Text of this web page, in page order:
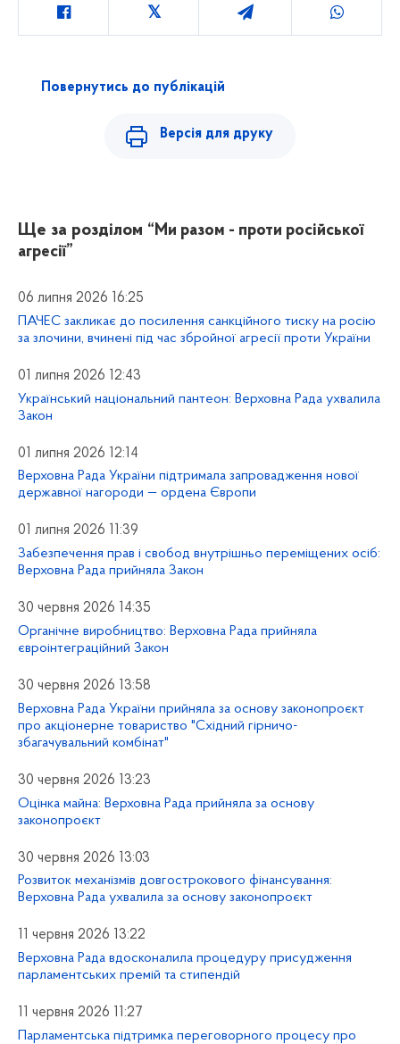
Повернутись до публікацій
Версія для друку
Ще за розділом “Ми разом - проти російської
агресії”
06 липня 2026 16:25
ПАЧЕС закликає до посилення санкційного тиску на росію
за злочини, вчинені під час збройної агресії проти України
01 липня 2026 12:43
Український національний пантеон: Верховна Рада ухвалила
Закон
01 липня 2026 12:14
Верховна Рада України підтримала запровадження нової
державної нагороди — ордена Європи
01 липня 2026 11:39
Забезпечення прав і свобод внутрішньо переміщених осіб:
Верховна Рада прийняла Закон
30 червня 2026 14:35
Органічне виробництво: Верховна Рада прийняла
євроінтеграційний Закон
30 червня 2026 13:58
Верховна Рада України прийняла за основу законопроєкт
про акціонерне товариство "Східний гірничо-
збагачувальний комбінат"
30 червня 2026 13:23
Оцінка майна: Верховна Рада прийняла за основу
законопроєкт
30 червня 2026 13:03
Розвиток механізмів довгострокового фінансування:
Верховна Рада ухвалила за основу законопроєкт
11 червня 2026 13:22
Верховна Рада вдосконалила процедуру присудження
парламентських премій та стипендій
11 червня 2026 11:27
Парламентська підтримка переговорного процесу про